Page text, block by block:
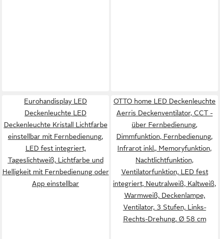
Eurohandisplay LED
Deckenleuchte LED
Deckenleuchte Kristall Lichtfarbe
einstellbar mit Fernbedienung,
LED fest integriert,
Tageslichtweiß, Lichtfarbe und
Helligkeit mit Fernbedienung oder
App einstellbar
OTTO home LED Deckenleuchte
Aerris Deckenventilator, CCT -
über Fernbedienung,
Dimmfunktion, Fernbedienung,
Infrarot inkl., Memoryfunktion,
Nachtlichtfunktion,
Ventilatorfunktion, LED fest
integriert, Neutralweiß, Kaltweiß,
Warmweiß, Deckenlampe,
Ventilator, 3 Stufen, Links-
Rechts-Drehung, Ø 58 cm